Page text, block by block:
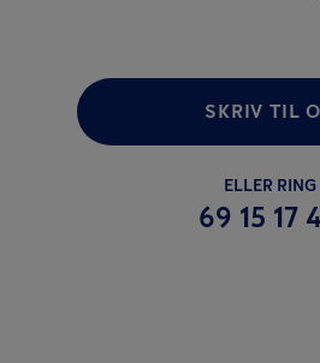
SKRIV TIL
ELLER RING
69 15 17